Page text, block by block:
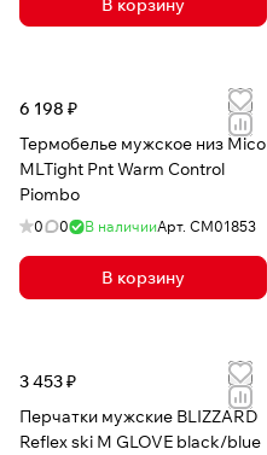
В корзину
6 198 ₽
Термобелье мужское низ Mico
MLTight Pnt Warm Control
Piombo
0 0 В наличииАрт. CM01853
В корзину
3 453 ₽
Перчатки мужские BLIZZARD
Reflex ski M GLOVE black/blue